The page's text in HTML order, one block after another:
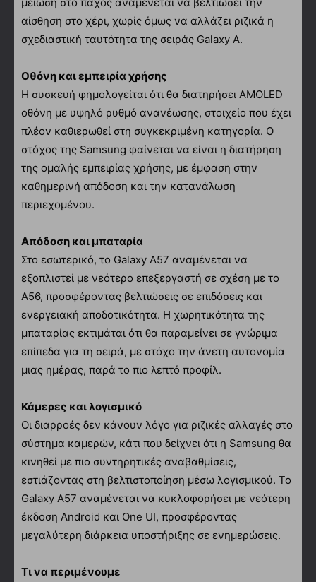
αίσθηση στο χέρι, χωρίς όμως να αλλάζει ριζικά η
σχεδιαστική ταυτότητα της σειράς Galaxy A.
Οθόνη και εμπειρία χρήσης
Η συσκευή φημολογείται ότι θα διατηρήσει AMOLED
οθόνη με υψηλό ρυθμό ανανέωσης, στοιχείο που έχει
πλέον καθιερωθεί στη συγκεκριμένη κατηγορία. Ο
στόχος της Samsung φαίνεται να είναι η διατήρηση
της ομαλής εμπειρίας χρήσης, με έμφαση στην
καθημερινή απόδοση και την κατανάλωση
περιεχομένου.
Απόδοση και μπαταρία
Στο εσωτερικό, το Galaxy A57 αναμένεται να
εξοπλιστεί με νεότερο επεξεργαστή σε σχέση με το
A56, προσφέροντας βελτιώσεις σε επιδόσεις και
ενεργειακή αποδοτικότητα. Η χωρητικότητα της
μπαταρίας εκτιμάται ότι θα παραμείνει σε γνώριμα
επίπεδα για τη σειρά, με στόχο την άνετη αυτονομία
μιας ημέρας, παρά το πιο λεπτό προφίλ.
Κάμερες και λογισμικό
Οι διαρροές δεν κάνουν λόγο για ριζικές αλλαγές στο
σύστημα καμερών, κάτι που δείχνει ότι η Samsung θα
κινηθεί με πιο συντηρητικές αναβαθμίσεις,
εστιάζοντας στη βελτιστοποίηση μέσω λογισμικού. Το
Galaxy A57 αναμένεται να κυκλοφορήσει με νεότερη
έκδοση Android και One UI, προσφέροντας
μεγαλύτερη διάρκεια υποστήριξης σε ενημερώσεις.
Τι να περιμένουμε